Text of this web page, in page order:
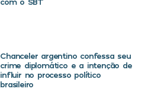
Chanceler argentino confessa seu
crime diplomático e a intenção de
influir no processo político
brasileiro